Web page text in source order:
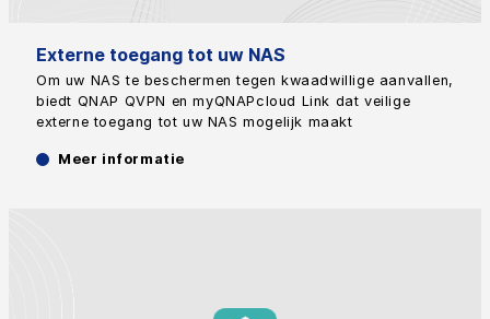
Externe toegang tot uw NAS
Om uw NAS te beschermen tegen kwaadwillige aanvallen,
biedt QNAP QVPN en myQNAPcloud Link dat veilige
externe toegang tot uw NAS mogelijk maakt
Meer informatie